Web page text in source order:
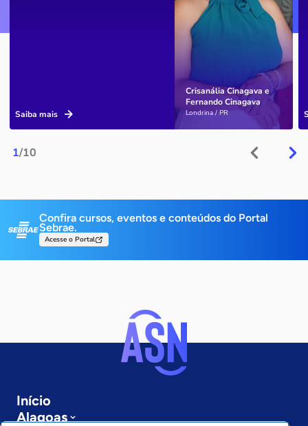
1/10
Crisanália Cinagava e
Fernando Cinagava
Londrina / PR
Saiba mais
Confira cursos, eventos e conteúdos do Portal
Sebrae.
Acesse o Portal
Início
Alagoas